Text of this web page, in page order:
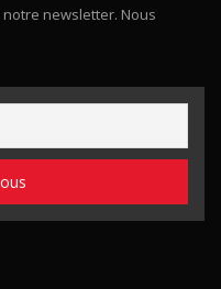
newsletter. Nous